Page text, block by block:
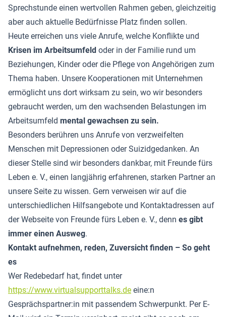
Sprechstunde einen wertvollen Rahmen geben, gleichzeitig
aber auch aktuelle Bedürfnisse Platz finden sollen.
Heute erreichen uns viele Anrufe, welche Konflikte und
Krisen im Arbeitsumfeld oder in der Familie rund um
Beziehungen, Kinder oder die Pflege von Angehörigen zum
Thema haben. Unsere Kooperationen mit Unternehmen
ermöglicht uns dort wirksam zu sein, wo wir besonders
gebraucht werden, um den wachsenden Belastungen im
Arbeitsumfeld mental gewachsen zu sein.
Besonders berühren uns Anrufe von verzweifelten
Menschen mit Depressionen oder Suizidgedanken. An
dieser Stelle sind wir besonders dankbar, mit Freunde fürs
Leben e. V., einen langjährig erfahrenen, starken Partner an
unsere Seite zu wissen. Gern verweisen wir auf die
unterschiedlichen Hilfsangebote und Kontaktadressen auf
der Webseite von Freunde fürs Leben e. V., denn es gibt
immer einen Ausweg.
Kontakt aufnehmen, reden, Zuversicht finden – So geht
es
Wer Redebedarf hat, findet unter
https://www.virtualsupporttalks.de eine:n
Gesprächspartner:in mit passendem Schwerpunkt. Per E-